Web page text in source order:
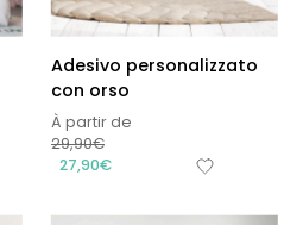
Adesivo personalizzato
con orso
À partir de
29,90€
27,90€